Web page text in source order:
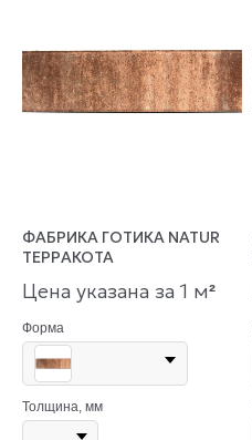
ФАБРИКА ГОТИКА NATUR
ТЕРРАКОТА
Цена указана за 1 м²
Форма
Толщина, мм